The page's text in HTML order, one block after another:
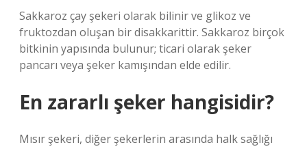
Sakkaroz çay şekeri olarak bilinir ve glikoz ve
fruktozdan oluşan bir disakkarittir. Sakkaroz birçok
bitkinin yapısında bulunur; ticari olarak şeker
pancarı veya şeker kamışından elde edilir.
En zararlı şeker hangisidir?
Mısır şekeri, diğer şekerlerin arasında halk sağlığı